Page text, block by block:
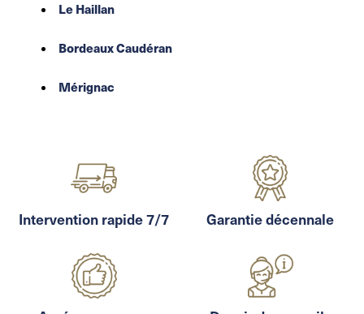
Le Haillan
Bordeaux Caudéran
Mérignac
Intervention rapide 7/7 Garantie décennale